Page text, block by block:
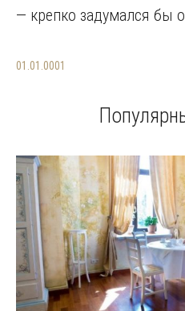
— крепко задумался бы
01.01.0001